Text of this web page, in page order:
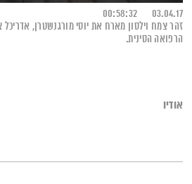
03.04.17
00:58:32
זהר צמח וילסון מארח את יוסי מורגנשטרן,
הרפואה הסינית.
אודיו